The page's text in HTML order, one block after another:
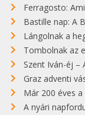
Ferragosto:
Bastille nap: A
Lángolnak a
Tombolnak az
Szent Iván-éj –
Graz adventi
Már 200 éves a
A nyári napforduló